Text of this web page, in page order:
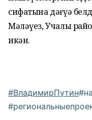
сифатына дәғүә
Мәләүез, Учалы
икән.
#ВладимирПутин